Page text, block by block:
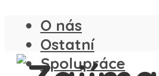
O nás
Ostatní
Spolupráce